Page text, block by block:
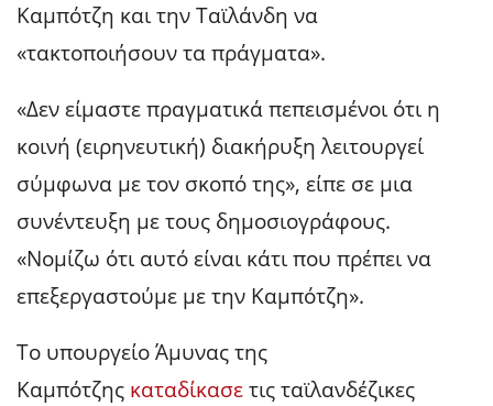
Καμπότζη και την Ταϊλάνδη να
«τακτοποιήσουν τα πράγματα».
«Δεν είμαστε πραγματικά πεπεισμένοι ότι η
κοινή (ειρηνευτική) διακήρυξη λειτουργεί
σύμφωνα με τον σκοπό της», είπε σε μια
συνέντευξη με τους δημοσιογράφους.
«Νομίζω ότι αυτό είναι κάτι που πρέπει να
επεξεργαστούμε με την Καμπότζη».
Το υπουργείο Άμυνας της
Καμπότζης καταδίκασετις ταϊλανδέζικες